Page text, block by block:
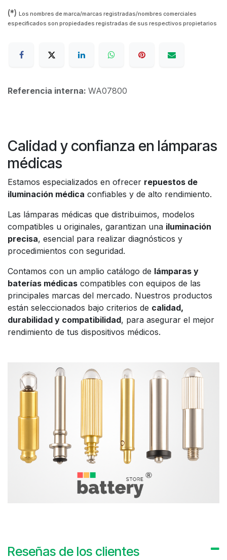
(*) Los nombres de marca/marcas registradas/nombres comerciales
especificados son propiedades registradas de sus respectivos propietarios
Referencia interna: WA07800
Calidad y confianza en lámparas
médicas
Estamos especializados en ofrecer repuestos de
iluminación médica confiables y de alto rendimiento.
Las lámparas médicas que distribuimos, modelos
compatibles u originales, garantizan una iluminación
precisa, esencial para realizar diagnósticos y
procedimientos con seguridad.
Contamos con un amplio catálogo de lámparas y
baterías médicas compatibles con equipos de las
principales marcas del mercado. Nuestros productos
están seleccionados bajo criterios de calidad,
durabilidad y compatibilidad, para asegurar el mejor
rendimiento de tus dispositivos médicos.
Reseñas de los clientes